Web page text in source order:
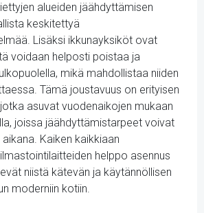
alueiden jäähdyttämisen
keskitettyä
Lisäksi ikkunayksiköt ovat
voidaan helposti poistaa ja
mikä mahdollistaa niiden
Tämä joustavuus on erityisen
asuvat vuodenaikojen mukaan
joissa jäähdyttämistarpeet voivat
Kaiken kaikkiaan
helppo asennus
niistä kätevän ja käytännöllisen
moderniin kotiin.